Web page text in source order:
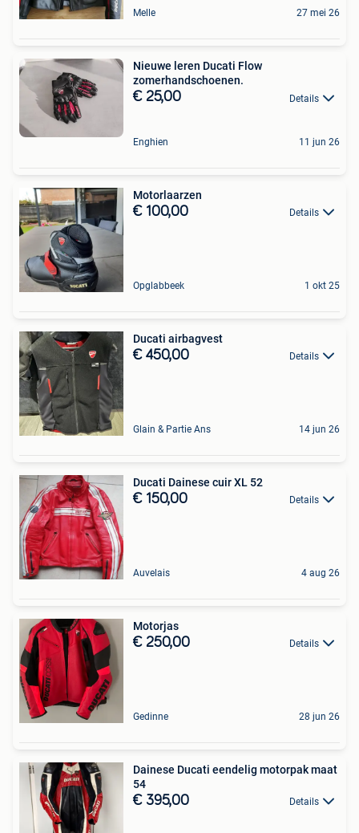
Melle 27 mei 26
Nieuwe leren Ducati Flow
zomerhandschoenen.
€ 25,00 Details
Enghien 11 jun 26
Motorlaarzen
€ 100,00 Details
Opglabbeek 1 okt 25
Ducati airbagvest
€ 450,00 Details
Glain & Partie Ans 14 jun 26
Ducati Dainese cuir XL 52
€ 150,00 Details
Auvelais 4 aug 26
Motorjas
€ 250,00 Details
Gedinne 28 jun 26
Dainese Ducati eendelig motorpak maat
54
€ 395,00 Details